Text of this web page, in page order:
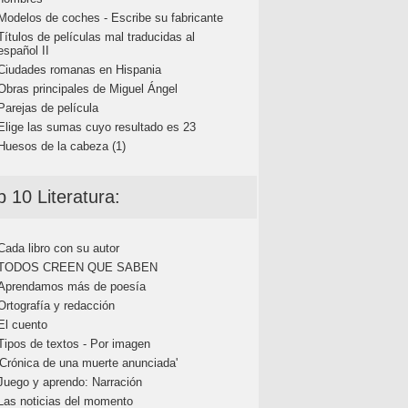
de coches - Escribe su fabricante
de películas mal traducidas al
II
romanas en Hispania
principales de Miguel Ángel
de película
las sumas cuyo resultado es 23
de la cabeza (1)
10 Literatura:
libro con su autor
CREEN QUE SABEN
más de poesía
y redacción
cuento
de textos - Por imagen
de una muerte anunciada'
y aprendo: Narración
noticias del momento